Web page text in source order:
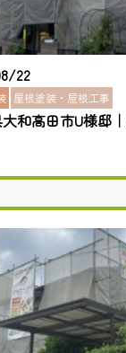
22
屋根塗装・屋根工事
和高田市U様邸